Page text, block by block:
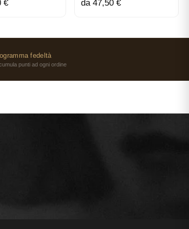
€ da 47,50 €
fedeltà
punti ad ogni ordine